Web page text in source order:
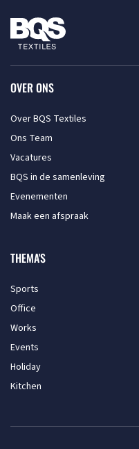
OVER ONS
Over BQS Textiles
Ons Team
Vacatures
BQS in de samenleving
Evenementen
Maak een afspraak
THEMA'S
Sports
Office
Works
Events
Holiday
Kitchen